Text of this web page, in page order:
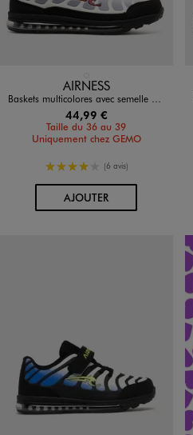
Disponible en 1 coloris
AIRNESS
Baskets multicolores avec semelle à bulle d’air garçon - Airness
44,99 €
Taille du 36 au 39
Uniquement chez GEMO
4/5 de moyenne
(6 avis)
AJOUTERAU PANIER